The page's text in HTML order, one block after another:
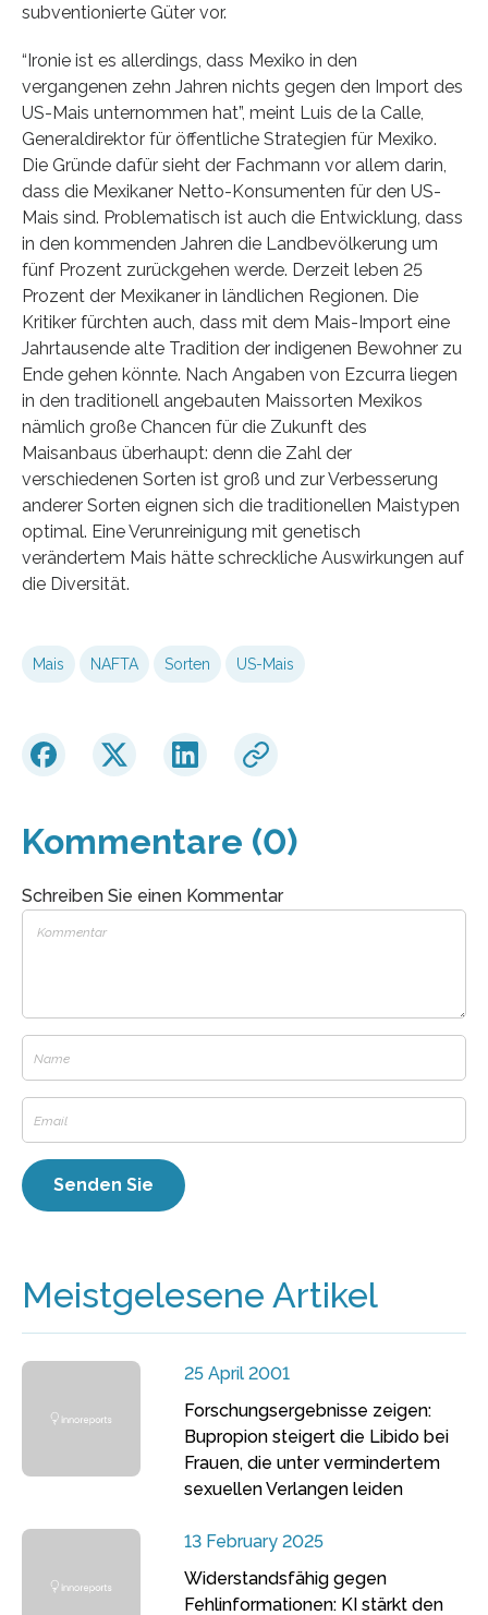
subventionierte Güter vor.
“Ironie ist es allerdings, dass Mexiko in den
vergangenen zehn Jahren nichts gegen den Import des
US-Mais unternommen hat”, meint Luis de la Calle,
Generaldirektor für öffentliche Strategien für Mexiko.
Die Gründe dafür sieht der Fachmann vor allem darin,
dass die Mexikaner Netto-Konsumenten für den US-
Mais sind. Problematisch ist auch die Entwicklung, dass
in den kommenden Jahren die Landbevölkerung um
fünf Prozent zurückgehen werde. Derzeit leben 25
Prozent der Mexikaner in ländlichen Regionen. Die
Kritiker fürchten auch, dass mit dem Mais-Import eine
Jahrtausende alte Tradition der indigenen Bewohner zu
Ende gehen könnte. Nach Angaben von Ezcurra liegen
in den traditionell angebauten Maissorten Mexikos
nämlich große Chancen für die Zukunft des
Maisanbaus überhaupt: denn die Zahl der
verschiedenen Sorten ist groß und zur Verbesserung
anderer Sorten eignen sich die traditionellen Maistypen
optimal. Eine Verunreinigung mit genetisch
verändertem Mais hätte schreckliche Auswirkungen auf
die Diversität.
Mais NAFTA Sorten US-Mais
Kommentare (0)
Schreiben Sie einen Kommentar
Meistgelesene Artikel
25 April 2001
Forschungsergebnisse zeigen:
Bupropion steigert die Libido bei
Frauen, die unter vermindertem
sexuellen Verlangen leiden
13 February 2025
Widerstandsfähig gegen
Fehlinformationen: KI stärkt den